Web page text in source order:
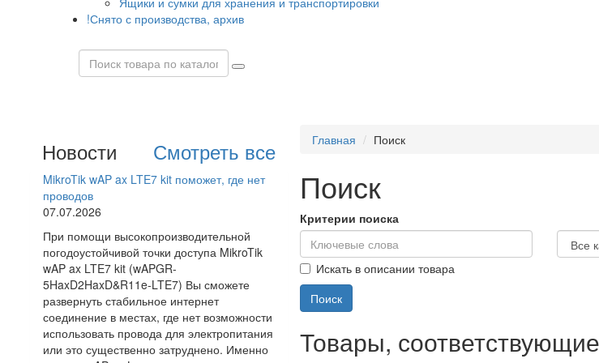
!Снято с производства, архив
Новости Смотреть все
MikroTik wAP ax LTE7 kit поможет, где нет
проводов
07.07.2026
При помощи высокопроизводительной
погодоустойчивой точки доступа MikroTik
wAP ax LTE7 kit (wAPGR-
5HaxD2HaxD&R11e-LTE7) Вы сможете
развернуть стабильное интернет
соединение в местах, где нет возможности
использовать провода для электропитания
или это существенно затруднено. Именно
Главная Поиск
Поиск
Критерии поиска
Искать в описании товара
Товары,